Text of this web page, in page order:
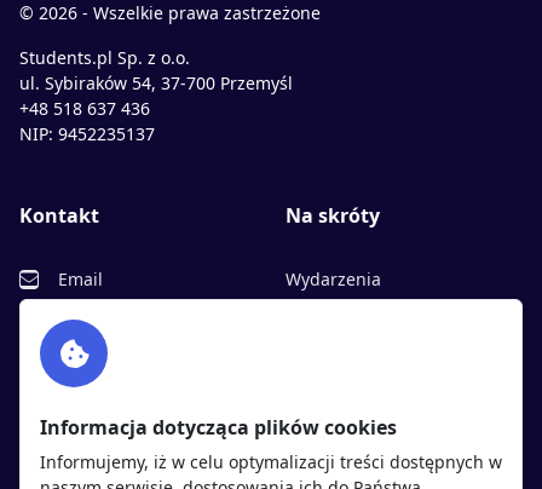
© 2026 - Wszelkie prawa zastrzeżone
Students.pl Sp. z o.o.
ul. Sybiraków 54, 37-700 Przemyśl
+48 518 637 436
NIP: 9452235137
Kontakt
Email
Facebook
Twitter
Na skróty
Wydarzenia
Polityka cookies
Polityka prywatności
Informacja dotycząca plików cookies
Informujemy, iż w celu optymalizacji treści dostępnych w